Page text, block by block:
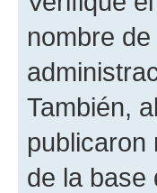
nombre
También,
publicaron
de la base